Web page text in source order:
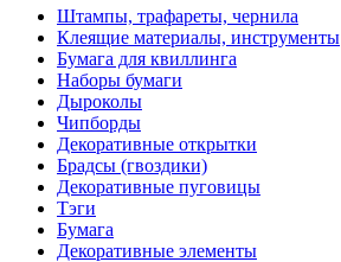
Штампы, трафареты, чернила
Клеящие материалы, инструменты
Бумага для квиллинга
Наборы бумаги
Дыроколы
Чипборды
Декоративные открытки
Брадсы (гвоздики)
Декоративные пуговицы
Тэги
Бумага
Декоративные элементы